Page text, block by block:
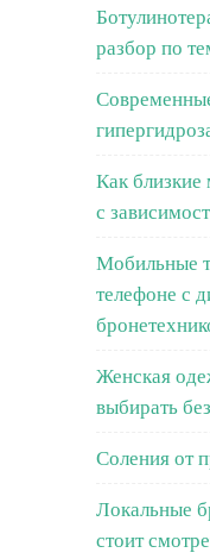
разбор по
Как близкие
с
Мобильные
телефоне с
Женская
выбирать
Соления от
Локальные
стоит